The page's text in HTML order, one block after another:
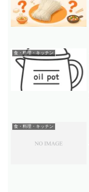
食・料理・キッチン
食・料理・キッチン